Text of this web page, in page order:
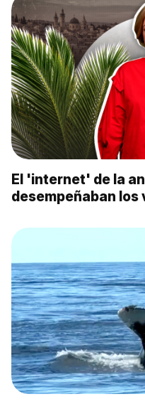
El 'internet' de la
desempeñaban los